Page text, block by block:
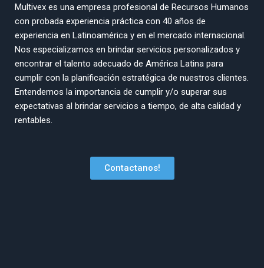
Multivex es una empresa profesional de Recursos Humanos
con probada experiencia práctica con 40 años de
experiencia en Latinoamérica y en el mercado internacional.
Nos especializamos en brindar servicios personalizados y
encontrar el talento adecuado de América Latina para
cumplir con la planificación estratégica de nuestros clientes.
Entendemos la importancia de cumplir y/o superar sus
expectativas al brindar servicios a tiempo, de alta calidad y
rentables.
Contactanos!